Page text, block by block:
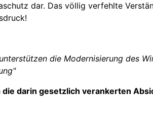
dar. Das völlig verfehlte
die Modernisierung des
darin gesetzlich verankerten